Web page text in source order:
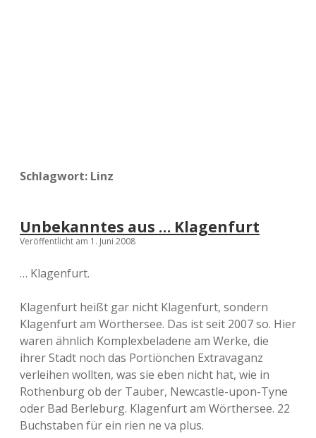
Schlagwort: Linz
Unbekanntes aus … Klagenfurt
Veröffentlicht am 1. Juni 2008
… Klagenfurt.
Klagenfurt heißt gar nicht Klagenfurt, sondern
Klagenfurt am Wörthersee. Das ist seit 2007 so. Hier
waren ähnlich Komplexbeladene am Werke, die
ihrer Stadt noch das Portiönchen Extravaganz
verleihen wollten, was sie eben nicht hat, wie in
Rothenburg ob der Tauber, Newcastle-upon-Tyne
oder Bad Berleburg. Klagenfurt am Wörthersee. 22
Buchstaben für ein rien ne va plus.